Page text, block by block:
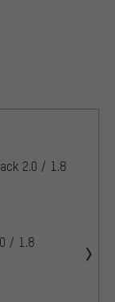
2.0 / 1.8
/ 1.8